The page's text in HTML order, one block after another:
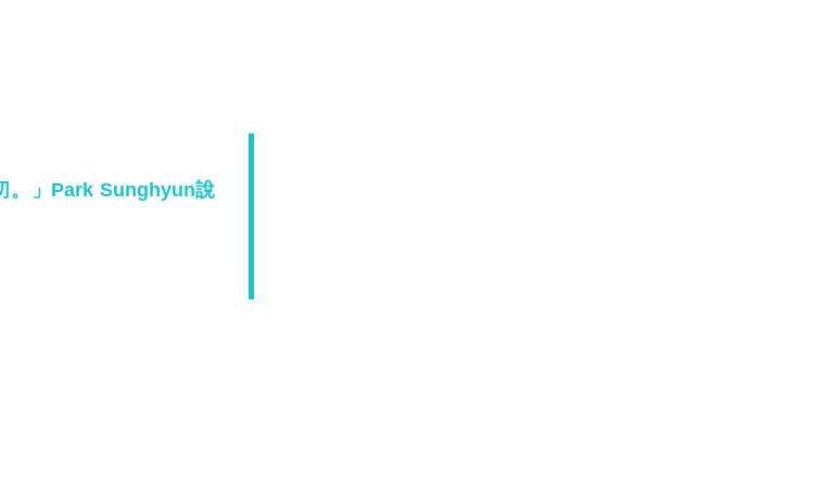
。」Park Sunghyun說